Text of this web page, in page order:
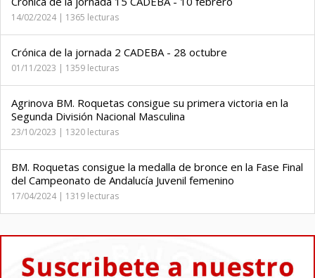
14/02/2024 | 1365 lecturas
Crónica de la jornada 2 CADEBA - 28 octubre
01/11/2023 | 1359 lecturas
Agrinova BM. Roquetas consigue su primera victoria en la
Segunda División Nacional Masculina
23/10/2023 | 1320 lecturas
BM. Roquetas consigue la medalla de bronce en la Fase Final
del Campeonato de Andalucía Juvenil femenino
17/04/2024 | 1319 lecturas